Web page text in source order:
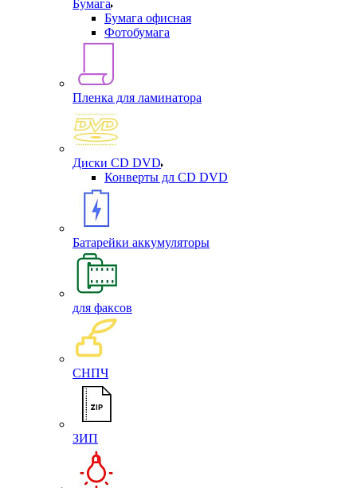
Бумага
Бумага офисная
Фотобумага
Пленка для ламинатора
Диски CD DVD
Конверты дл CD DVD
Батарейки аккумуляторы
для факсов
СНПЧ
ЗИП